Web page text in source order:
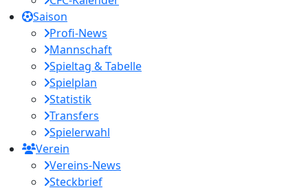
Saison
Profi-News
Mannschaft
Spieltag & Tabelle
Spielplan
Statistik
Transfers
Spielerwahl
Verein
Vereins-News
Steckbrief